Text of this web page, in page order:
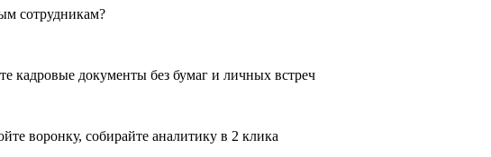
сотрудникам?
кадровые документы без бумаг и личных встреч
воронку, собирайте аналитику в 2 клика